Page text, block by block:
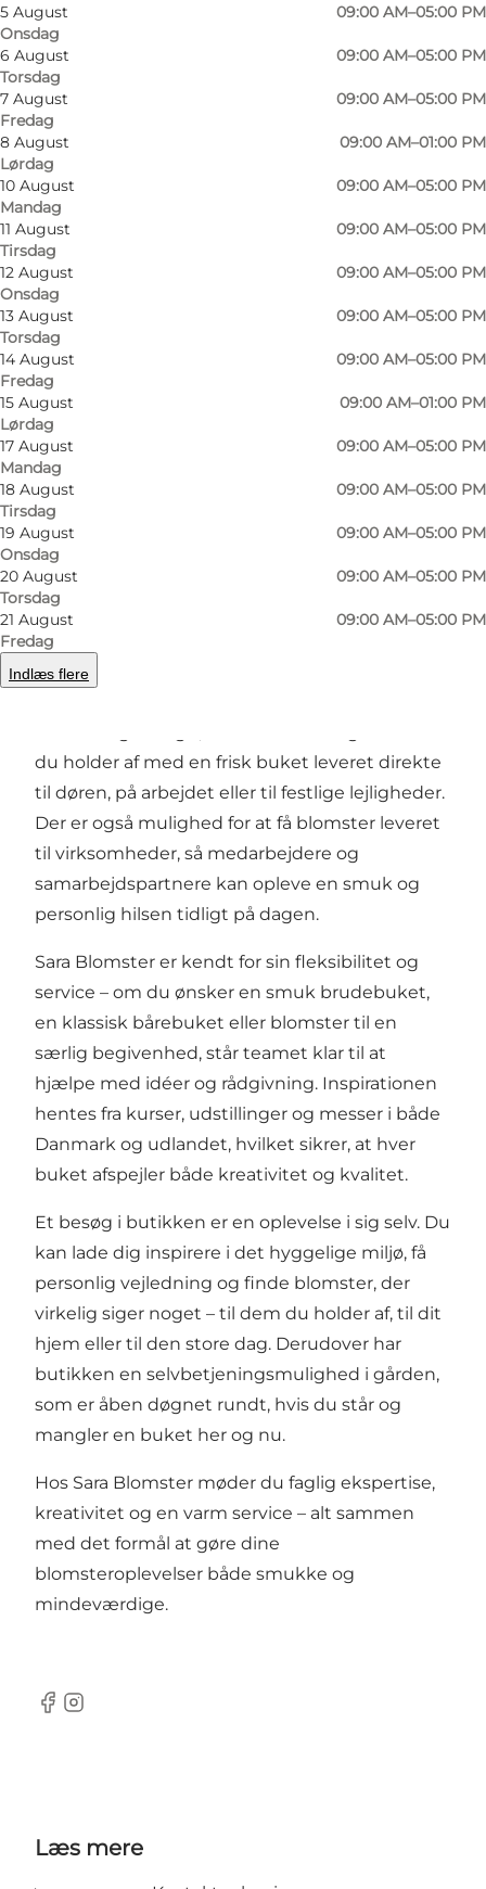
5 August
Onsdag
09:00 AM–05:00 PM
6 August
Torsdag
09:00 AM–05:00 PM
7 August
Fredag
09:00 AM–05:00 PM
8 August
Lørdag
09:00 AM–01:00 PM
10 August
Mandag
09:00 AM–05:00 PM
11 August
Tirsdag
09:00 AM–05:00 PM
12 August
Onsdag
09:00 AM–05:00 PM
13 August
Torsdag
09:00 AM–05:00 PM
14 August
Fredag
09:00 AM–05:00 PM
15 August
Lørdag
09:00 AM–01:00 PM
17 August
Mandag
09:00 AM–05:00 PM
18 August
Tirsdag
09:00 AM–05:00 PM
19 August
Onsdag
09:00 AM–05:00 PM
20 August
Torsdag
09:00 AM–05:00 PM
21 August
Fredag
09:00 AM–05:00 PM
Indlæs flere
I hjertet af Odense C finder du Sara Blomster,
en blomsterforretning med dybe rødder og
mange års erfaring i at skabe flotte
blomsterkreationer. Butikken har eksisteret
siden 1937 og kombinerer stolte
blomstertraditioner med moderne flair og
kreativitet.
Hos Sara Blomster er blomster mere end
blomster – det er håndværk, passion og udtryk.
Her binder de elegante og velduftende
buketter med omhu og sans for farver, former
og sæsonens muligheder. Du kan vælge
mellem et bredt udvalg af blomster, lige fra
klassiske buketter til mere specielle kreationer,
som passer til både hverdagens små glæder og
store begivenheder.
du holder af med en frisk buket leveret direkte
til døren, på arbejdet eller til festlige lejligheder.
Der er også mulighed for at få blomster leveret
til virksomheder, så medarbejdere og
samarbejdspartnere kan opleve en smuk og
personlig hilsen tidligt på dagen.
Sara Blomster er kendt for sin fleksibilitet og
service – om du ønsker en smuk brudebuket,
en klassisk bårebuket eller blomster til en
særlig begivenhed, står teamet klar til at
hjælpe med idéer og rådgivning. Inspirationen
hentes fra kurser, udstillinger og messer i både
Danmark og udlandet, hvilket sikrer, at hver
buket afspejler både kreativitet og kvalitet.
Et besøg i butikken er en oplevelse i sig selv. Du
kan lade dig inspirere i det hyggelige miljø, få
personlig vejledning og finde blomster, der
virkelig siger noget – til dem du holder af, til dit
hjem eller til den store dag. Derudover har
butikken en selvbetjeningsmulighed i gården,
som er åben døgnet rundt, hvis du står og
mangler en buket her og nu.
Hos Sara Blomster møder du faglig ekspertise,
kreativitet og en varm service – alt sammen
med det formål at gøre dine
blomsteroplevelser både smukke og
mindeværdige.
Facebook
Instagram
Læs mere